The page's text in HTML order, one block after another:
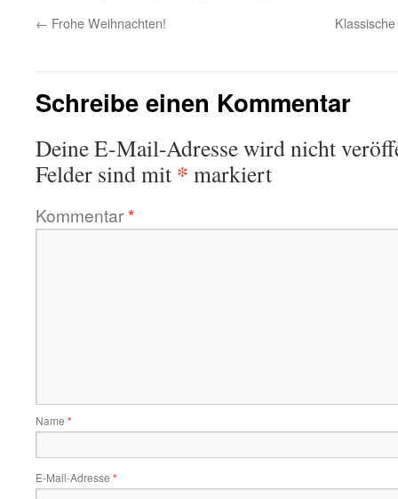
← Frohe Weihnachten!
Schreibe einen Kommentar
Deine E-Mail-Adresse wird nicht
Felder sind mit * markiert
Kommentar*
Name *
E-Mail-Adresse *